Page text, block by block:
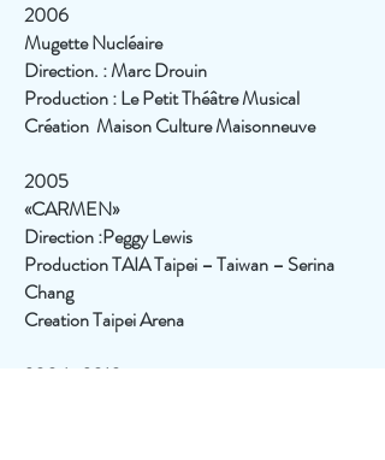
2006
Mugette Nucléaire
Direction. : Marc Drouin
Production : Le Petit Théâtre Musical
Création Maison Culture Maisonneuve
2005
«CARMEN»
Direction :Peggy Lewis
Production TAIA Taipei – Taiwan – Serina
Chang
Creation Taipei Arena
2004- 2010